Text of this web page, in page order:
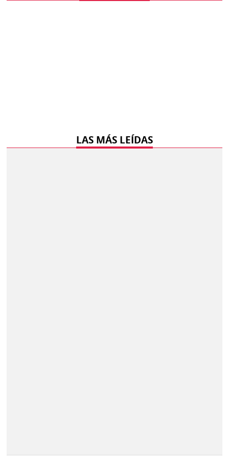
LAS MÁS LEÍDAS